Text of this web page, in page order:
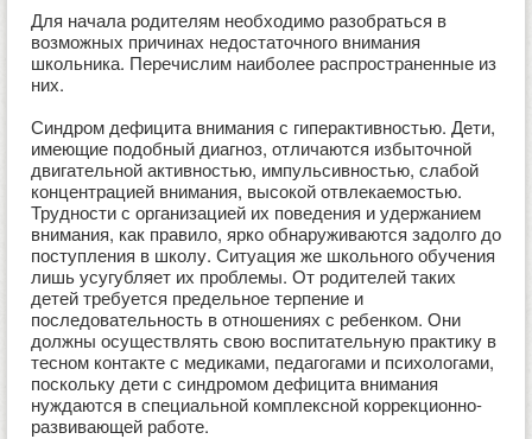
Для начала родителям необходимо разобраться в
возможных причинах недостаточного внимания
школьника. Перечислим наиболее распространенные из
них.
Синдром дефицита внимания с гиперактивностью. Дети,
имеющие подобный диагноз, отличаются избыточной
двигательной активностью, импульсивностью, слабой
концентрацией внимания, высокой отвлекаемостью.
Трудности с организацией их поведения и удержанием
внимания, как правило, ярко обнаруживаются задолго до
поступления в школу. Ситуация же школьного обучения
лишь усугубляет их проблемы. От родителей таких
детей требуется предельное терпение и
последовательность в отношениях с ребенком. Они
должны осуществлять свою воспитательную практику в
тесном контакте с медиками, педагогами и психологами,
поскольку дети с синдромом дефицита внимания
нуждаются в специальной комплексной коррекционно-
развивающей работе.